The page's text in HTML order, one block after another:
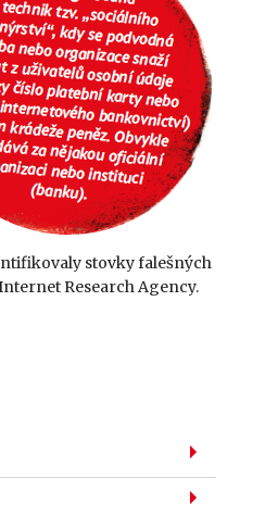
stovky falešných
Research Agency.